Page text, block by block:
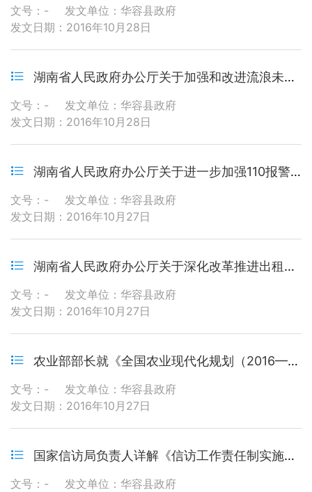
文号：-
发文单位：华容县政府
发文日期：2016年10月28日
湖南省人民政府办公厅关于加强和改进流浪未成年人救助保护工作的实施意见
文号：-
发文单位：华容县政府
发文日期：2016年10月28日
湖南省人民政府办公厅关于进一步加强110报警服务平台与社会求助服务平台对接工作的意见
文号：-
发文单位：华容县政府
发文日期：2016年10月27日
湖南省人民政府办公厅关于深化改革推进出租汽车行业健康发展的实施意见
文号：-
发文单位：华容县政府
发文日期：2016年10月27日
农业部部长就《全国农业现代化规划（2016—2020年）》相关内容进行解读
文号：-
发文单位：华容县政府
发文日期：2016年10月27日
国家信访局负责人详解《信访工作责任制实施办法》
文号：-
发文单位：华容县政府